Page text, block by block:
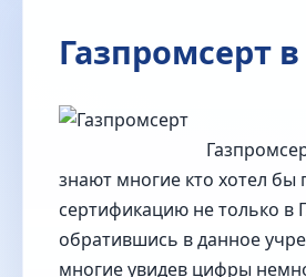
Газпромсерт
знают многие кто хотел бы
сертификацию не только
обратившись в данное
многие увидев цифры